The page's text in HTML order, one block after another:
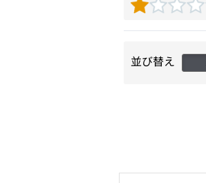
並び替え